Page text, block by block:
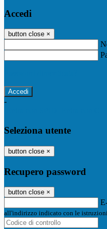
Accedi
button close ×
-
Seleziona utente
button close ×
Recupero password
button close ×
all'indirizzo indicato con le istruzioni